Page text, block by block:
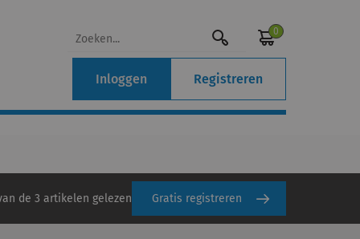
0
Inloggen Registreren
de 3 artikelen gelezen Gratis registreren